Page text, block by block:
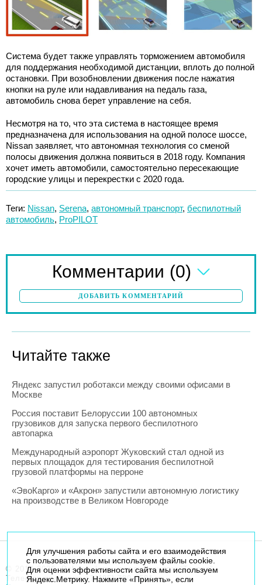
Система будет также управлять торможением автомобиля
для поддержания необходимой дистанции, вплоть до полной
остановки. При возобновлении движения после нажатия
кнопки на руле или надавливания на педаль газа,
автомобиль снова берет управление на себя.
Несмотря на то, что эта система в настоящее время
предназначена для использования на одной полосе шоссе,
Nissan заявляет, что автономная технология со сменой
полосы движения должна появиться в 2018 году. Компания
хочет иметь автомобили, самостоятельно пересекающие
городские улицы и перекрестки с 2020 года.
Теги: Nissan, Serena, автономный транспорт, беспилотный
автомобиль, ProPILOT
Комментарии (0)
ДОБАВИТЬ КОММЕНТАРИЙ
Читайте также
Яндекс запустил роботакси между своими офисами в
Москве
Россия поставит Белоруссии 100 автономных
грузовиков для запуска первого беспилотного
автопарка
Международный аэропорт Жуковский стал одной из
первых площадок для тестирования беспилотной
грузовой платформы на перроне
«ЭвоКарго» и «Акрон» запустили автономную логистику
на производстве в Великом Новгороде
© 2014-2026. Robogeek.ru - проект группы “Текарт”.
Телефон редакции+7(495) 790-7591
Для улучшения работы сайта и его взаимодействия
с пользователями мы используем файлы cookie.
Для оценки эффективности сайта мы используем
Яндекс.Метрику. Нажмите «Принять», если